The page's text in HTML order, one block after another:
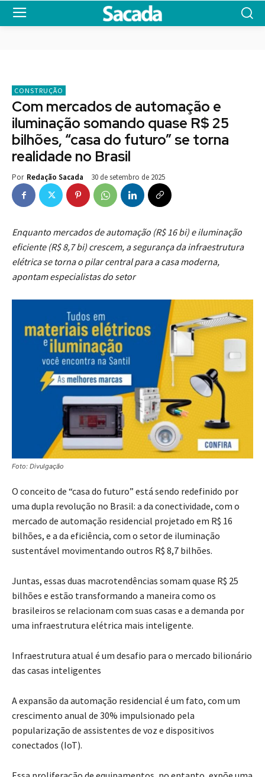
CONSTRUÇÃO
Com mercados de automação e
iluminação somando quase R$ 25
bilhões, “casa do futuro” se torna
realidade no Brasil
Por Redação Sacada 30 de setembro de 2025
Enquanto mercados de automação (R$ 16 bi) e iluminação
eficiente (R$ 8,7 bi) crescem, a segurança da infraestrutura
elétrica se torna o pilar central para a casa moderna,
apontam especialistas do setor
Foto: Divulgação
O conceito de “casa do futuro” está sendo redefinido por
uma dupla revolução no Brasil: a da conectividade, com o
mercado de automação residencial projetado em R$ 16
bilhões, e a da eficiência, com o setor de iluminação
sustentável movimentando outros R$ 8,7 bilhões.
Juntas, essas duas macrotendências somam quase R$ 25
bilhões e estão transformando a maneira como os
brasileiros se relacionam com suas casas e a demanda por
uma infraestrutura elétrica mais inteligente.
Infraestrutura atual é um desafio para o mercado bilionário
das casas inteligentes
A expansão da automação residencial é um fato, com um
crescimento anual de 30% impulsionado pela
popularização de assistentes de voz e dispositivos
conectados (IoT).